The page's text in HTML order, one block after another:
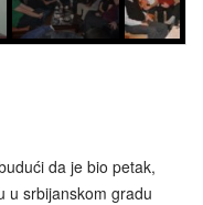
da je bio petak,
u srbijanskom gradu